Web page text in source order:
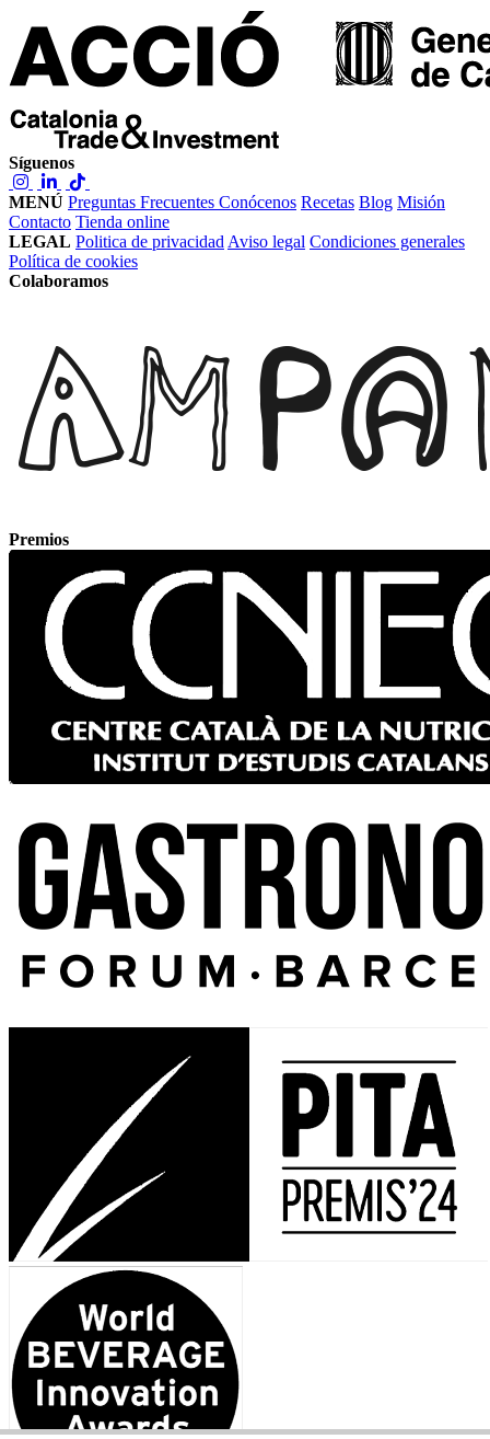
Síguenos
MENÚ Preguntas Frecuentes Conócenos Recetas Blog Misión
Contacto Tienda online
LEGAL Politica de privacidad Aviso legal Condiciones generales
Política de cookies
Colaboramos
Premios